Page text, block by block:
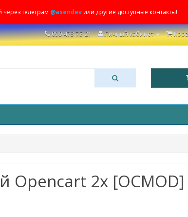
телеграм @asendevили другие доступные контакты!
099-473-75-21 Личный кабинет
Opencart 2x [OCMOD]